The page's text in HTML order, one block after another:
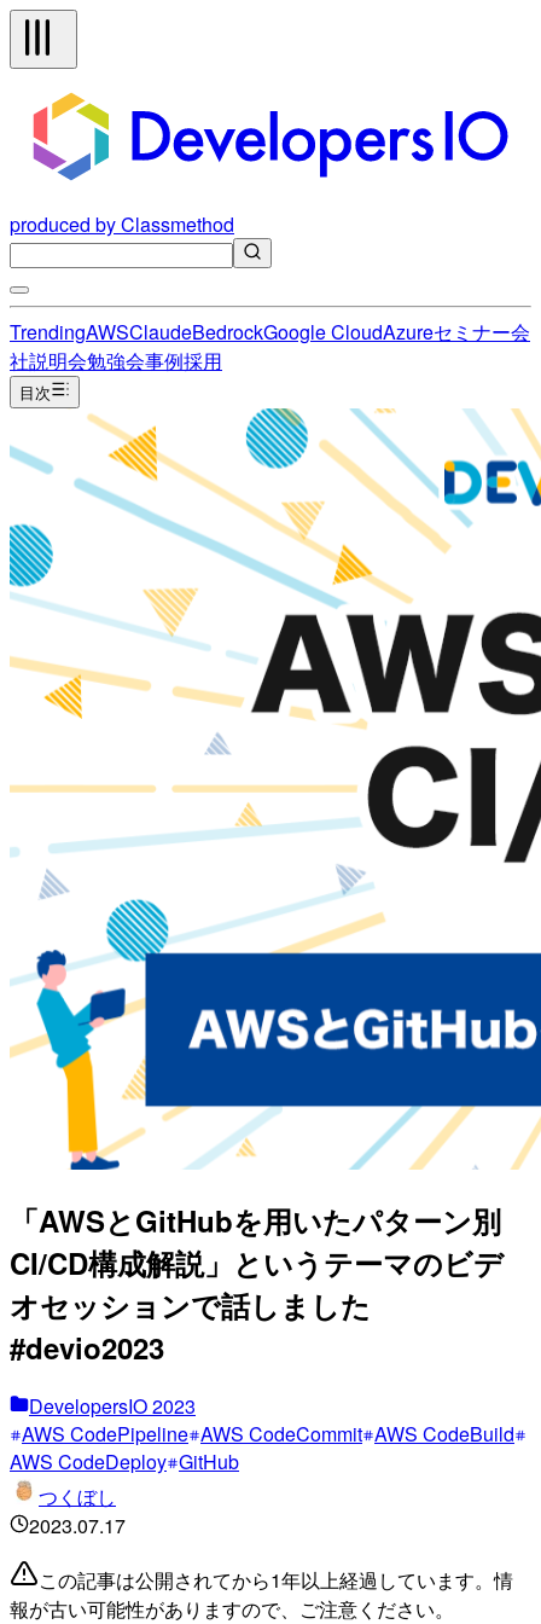
produced by Classmethod
TrendingAWSClaudeBedrockGoogle CloudAzureセミナー会
社説明会勉強会事例採用
目次
「AWSとGitHubを用いたパターン別
CI/CD構成解説」というテーマのビデ
オセッションで話しました
#devio2023
DevelopersIO 2023
AWS CodePipeline AWS CodeCommit AWS CodeBuild
AWS CodeDeploy GitHub
つくぼし
2023.07.17
この記事は公開されてから1年以上経過しています。情
報が古い可能性がありますので、ご注意ください。